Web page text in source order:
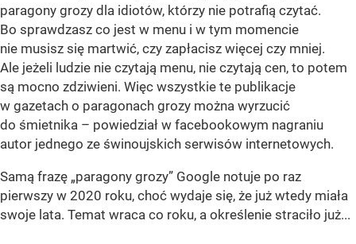
paragony grozy dla idiotów, którzy nie potrafią czytać.
Bo sprawdzasz co jest w menu i w tym momencie
nie musisz się martwić, czy zapłacisz więcej czy mniej.
Ale jeżeli ludzie nie czytają menu, nie czytają cen, to potem
są mocno zdziwieni. Więc wszystkie te publikacje
w gazetach o paragonach grozy można wyrzucić
do śmietnika – powiedział w facebookowym nagraniu
autor jednego ze świnoujskich serwisów internetowych.
Samą frazę „paragony grozy” Google notuje po raz
pierwszy w 2020 roku, choć wydaje się, że już wtedy miała
swoje lata. Temat wraca co roku, a określenie straciło już...